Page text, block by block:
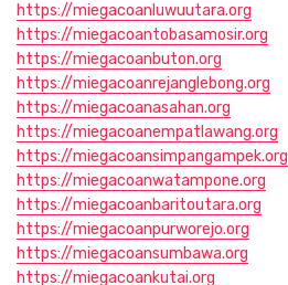
https://miegacoanluwuutara.org
https://miegacoantobasamosir.org
https://miegacoanbuton.org
https://miegacoanrejanglebong.org
https://miegacoanasahan.org
https://miegacoanempatlawang.org
https://miegacoansimpangampek.org
https://miegacoanwatampone.org
https://miegacoanbaritoutara.org
https://miegacoanpurworejo.org
https://miegacoansumbawa.org
https://miegacoankutai.org